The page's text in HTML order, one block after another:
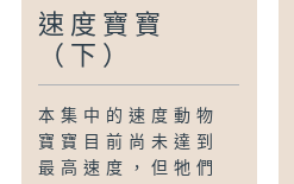
速度寶寶
（下）
本集中的速度動物
寶寶目前尚未達到
最高速度，但牠們